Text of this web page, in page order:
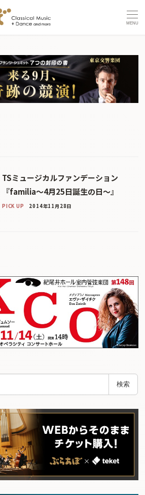
MENU
TSミュージカルファンデーション
『familia〜4月25日誕生の日〜』
PICK UP 2014年11月28日
検索